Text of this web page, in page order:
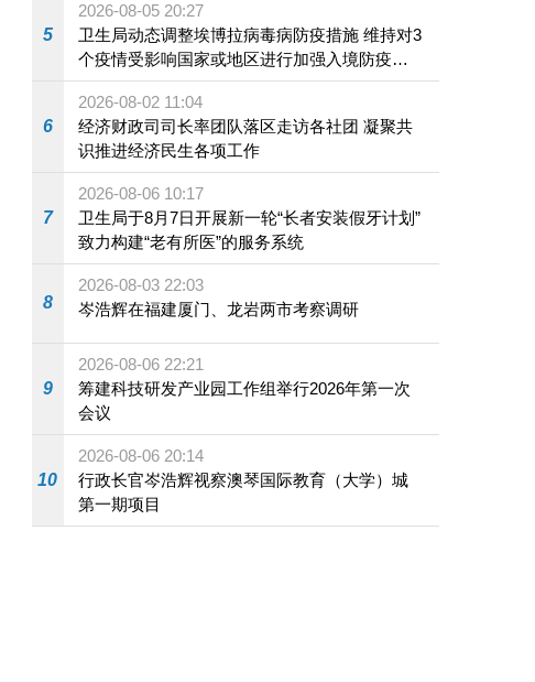
5
2026-08-05 20:27
卫生局动态调整埃博拉病毒病防疫措施 维持对3
个疫情受影响国家或地区进行加强入境防疫措
施
6
2026-08-02 11:04
经济财政司司长率团队落区走访各社团 凝聚共
识推进经济民生各项工作
7
2026-08-06 10:17
卫生局于8月7日开展新一轮“长者安装假牙计划”
致力构建“老有所医”的服务系统
8
2026-08-03 22:03
岑浩辉在福建厦门、龙岩两市考察调研
9
2026-08-06 22:21
筹建科技研发产业园工作组举行2026年第一次
会议
10
2026-08-06 20:14
行政长官岑浩辉视察澳琴国际教育（大学）城
第一期项目